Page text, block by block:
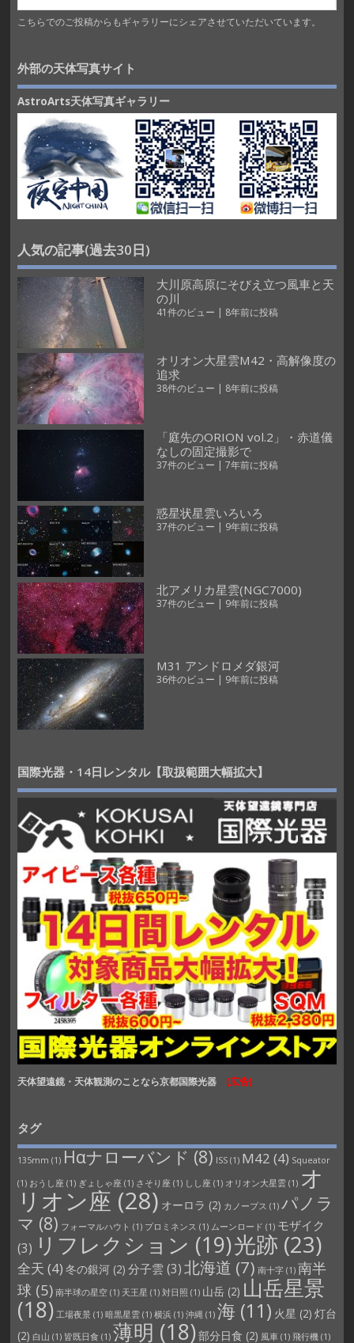
こちらでのご投稿からもギャラリーにシェアさせていただいています。
外部の天体写真サイト
AstroArts天体写真ギャラリー
人気の記事(過去30日)
大川原高原にそびえ立つ風車と天
の川
41件のビュー | 8年前に投稿
オリオン大星雲M42・高解像度の
追求
38件のビュー | 8年前に投稿
「庭先のORION vol.2」・赤道儀
なしの固定撮影で
37件のビュー | 7年前に投稿
惑星状星雲いろいろ
37件のビュー | 9年前に投稿
北アメリカ星雲(NGC7000)
37件のビュー | 9年前に投稿
M31 アンドロメダ銀河
36件のビュー | 9年前に投稿
国際光器・14日レンタル【取扱範囲大幅拡大】
天体望遠鏡・天体観測のことなら京都国際光器 (広告)
タグ
135mm (1) Hαナローバンド (8) ISS(1) M42 (4) Squeator
(1) おうし座 (1) ぎょしゃ座 (1) さそり座 (1) しし座 (1) オリオン大星雲(1) オ
リオン座 (28) オーロラ (2) カノープス (1) パノラ
マ (8) フォーマルハウト (1) プロミネンス (1) ムーンロード (1) モザイク
(3) リフレクション (19)光跡 (23)
全天 (4) 冬の銀河(2) 分子雲 (3)北海道 (7) 南十字(1) 南半
球 (5) 南半球の星空(1) 天王星 (1) 対日照 (1) 山岳(2) 山岳星景
(18) 工場夜景(1) 暗黒星雲(1) 横浜(1) 沖縄(1) 海 (11) 火星 (2) 灯台
(2) 白山 (1) 皆既日食 (1) 薄明 (18)部分日食 (2) 風車(1) 飛行機(1)